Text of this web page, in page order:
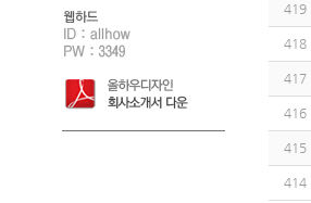
419
418
417
416
415
414